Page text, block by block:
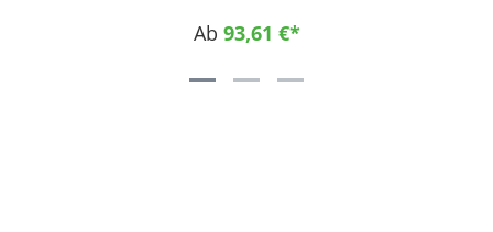
Maschinenbau Offshore Fahrzeugbau
Lebensmittelindustrie
Ab 93,61 €*